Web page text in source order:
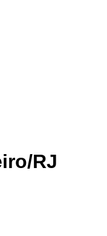
RJ